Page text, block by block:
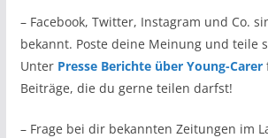
– Facebook, Twitter, Instagram und Co.
bekannt. Poste deine Meinung und teile
Unter Presse Berichte über Young-Carer
Beiträge, die du gerne teilen darfst!
– Frage bei dir bekannten Zeitungen im